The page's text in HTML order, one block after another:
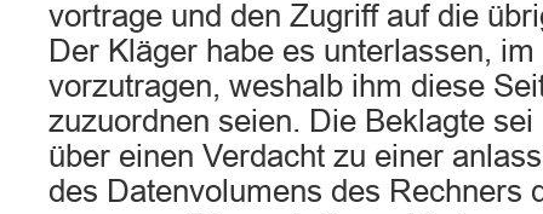
vortrage und den Zugriff auf die
Der Kläger habe es unterlassen,
vorzutragen, weshalb ihm diese
zuzuordnen seien. Die Beklagte
über einen Verdacht zu einer
des Datenvolumens des Rechners